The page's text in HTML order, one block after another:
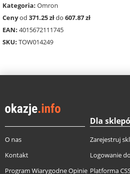
Kategoria: Omron
Cenyod 371.25 złdo 607.87 zł
EAN: 4015672111745
SKU: TOW014249
O nas
Kontakt
Program Wiarygodne Opinie
Dla
Zarejestruj
Logowanie
Platforma